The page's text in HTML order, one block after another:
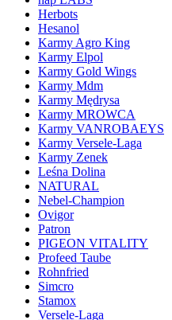
Herbots
Hesanol
Karmy Agro King
Karmy Elpol
Karmy Gold Wings
Karmy Mdm
Karmy Mędrysa
Karmy MROWCA
Karmy VANROBAEYS
Karmy Versele-Laga
Karmy Zenek
Leśna Dolina
NATURAL
Nebel-Champion
Ovigor
Patron
PIGEON VITALITY
Profeed Taube
Rohnfried
Simcro
Stamox
Versele-Laga